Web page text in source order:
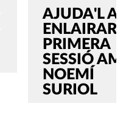
AJUDA'L A
ENLAIRAR:
PRIMERA
SESSIÓ AMB
NOEMÍ
SURIOL